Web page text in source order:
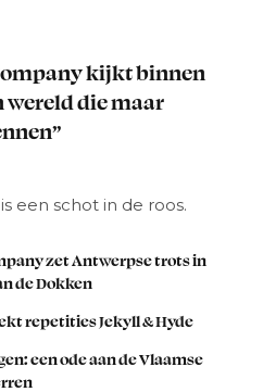
kijkt binnen
wereld die maar
een schot in de roos.
zet Antwerpse trots in
de Dokken
repetities Jekyll & Hyde
een ode aan de Vlaamse